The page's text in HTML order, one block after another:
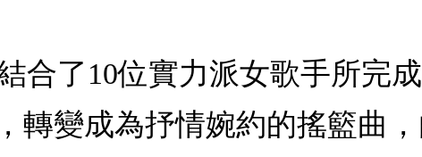
合了10位實力派女歌手所完
轉變成為抒情婉約的搖籃曲